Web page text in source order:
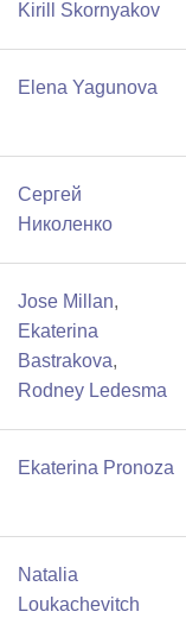
Kirill Skornyakov
Elena Yagunova
Сергей
Николенко
Jose Millan,
Ekaterina
Bastrakova,
Rodney Ledesma
Ekaterina Pronoza
Natalia
Loukachevitch